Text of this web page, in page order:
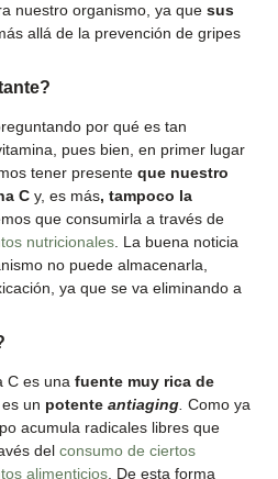
nuestro organismo, ya que sus
allá de la prevención de gripes
por qué es tan
pues bien, en primer lugar
tener presente que nuestro
C y, es más, tampoco la
que consumirla a través de
nutricionales . La buena noticia
no puede almacenarla,
ya que se va eliminando a
C es una fuente muy rica de
es un potente antiaging Como ya
acumula radicales libres que
del consumo de ciertos
alimenticios . De esta forma